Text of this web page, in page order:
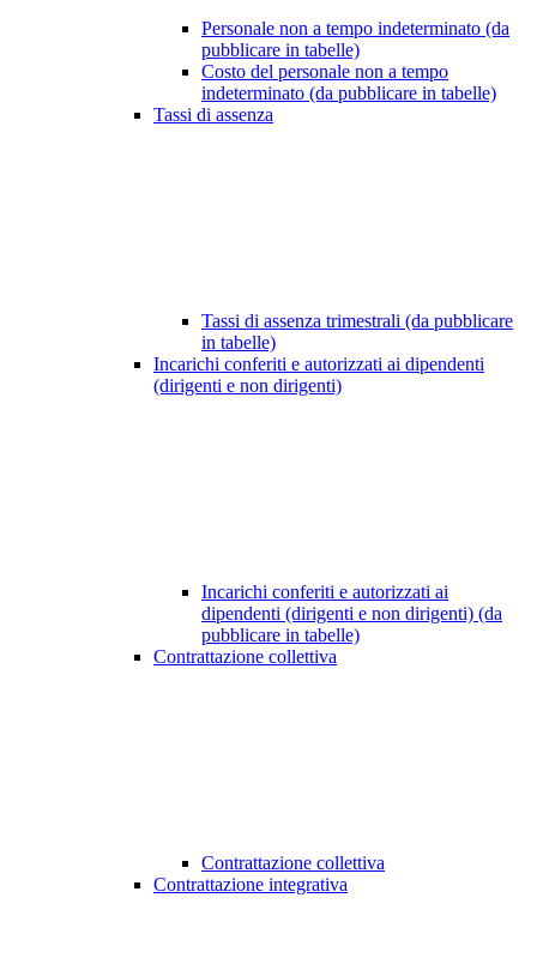
Personale non a tempo indeterminato (da
pubblicare in tabelle)
Costo del personale non a tempo
indeterminato (da pubblicare in tabelle)
Tassi di assenza
Tassi di assenza trimestrali (da pubblicare
in tabelle)
Incarichi conferiti e autorizzati ai dipendenti
(dirigenti e non dirigenti)
Incarichi conferiti e autorizzati ai
dipendenti (dirigenti e non dirigenti) (da
pubblicare in tabelle)
Contrattazione collettiva
Contrattazione collettiva
Contrattazione integrativa